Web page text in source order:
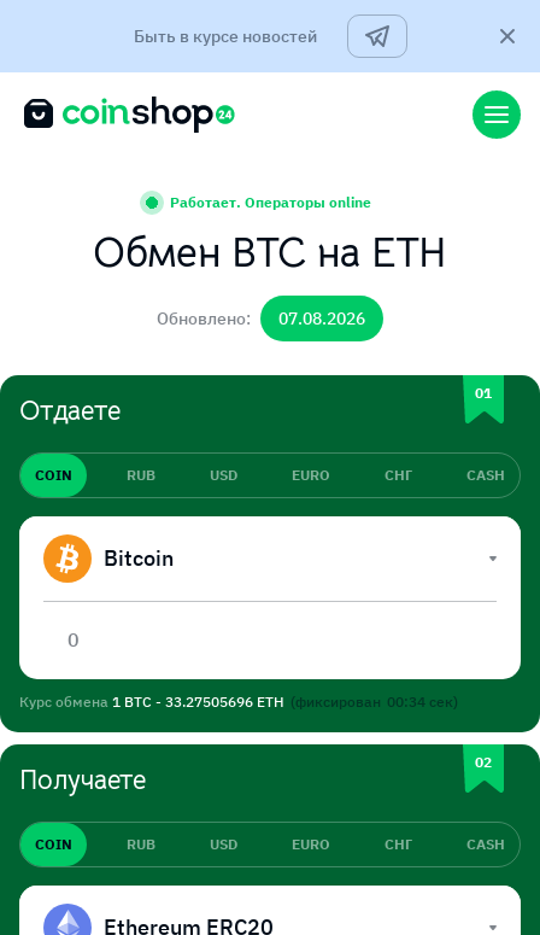
Быть в курсе новостей
Работает. Операторы online
Обмен BTC на ETH
Обновлено: 07.08.2026
Отдаете
COIN RUB USD EURO СНГ CASH
Bitcoin
Курс обмена 1 BTC - 33.27505696 ETH (фиксирован 00:34сек)
Получаете
COIN RUB USD EURO СНГ CASH
Ethereum ERC20